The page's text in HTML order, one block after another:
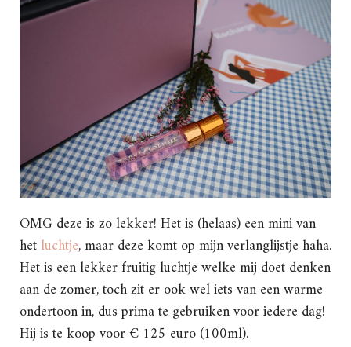
OMG deze is zo lekker! Het is (helaas) een mini van
hetluchtje, maar deze komt op mijn verlanglijstje haha.
Het is een lekker fruitig luchtje welke mij doet denken
aan de zomer, toch zit er ook wel iets van een warme
ondertoon in, dus prima te gebruiken voor iedere dag!
Hij is te koop voor € 125 euro (100ml).